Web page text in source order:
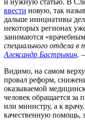
и нужную статью. В
ввести новую, так
дальше инициативы
некоторых регионах
занимаются
специального отдела в
Александр Бастрыкин.
Видимо, на самом
провал реформ,
оказываемой
человек обращается
или министру, а к
качественную помощь,